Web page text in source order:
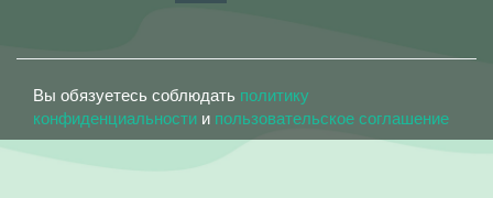
Вы обязуетесь соблюдать политику
конфиденциальности и пользовательское соглашение